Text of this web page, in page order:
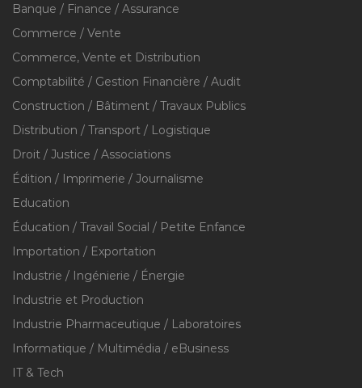
Banque / Finance / Assurance
Commerce / Vente
Commerce, Vente et Distribution
Comptabilité / Gestion Financière / Audit
Construction / Bâtiment / Travaux Publics
Distribution / Transport / Logistique
Droit / Justice / Associations
Édition / Imprimerie / Journalisme
Education
Éducation / Travail Social / Petite Enfance
Importation / Exportation
Industrie / Ingénierie / Énergie
Industrie et Production
Industrie Pharmaceutique / Laboratoires
Informatique / Multimédia / eBusiness
IT & Tech